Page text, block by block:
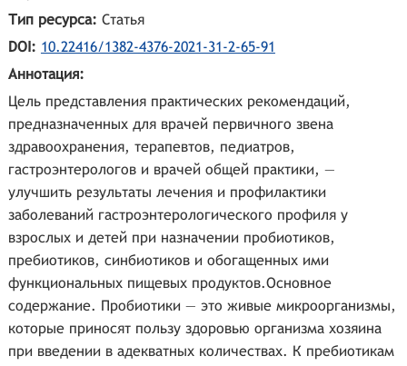
Тип ресурса: Статья
DOI: 10.22416/1382-4376-2021-31-2-65-91
Аннотация:
Цель представления практических рекомендаций,
предназначенных для врачей первичного звена
здравоохранения, терапевтов, педиатров,
гастроэнтерологов и врачей общей практики, —
улучшить результаты лечения и профилактики
заболеваний гастроэнтерологического профиля у
взрослых и детей при назначении пробиотиков,
пребиотиков, синбиотиков и обогащенных ими
функциональных пищевых продуктов.Основное
содержание. Пробиотики — это живые микроорганизмы,
которые приносят пользу здоровью организма хозяина
при введении в адекватных количествах. К пребиотикам